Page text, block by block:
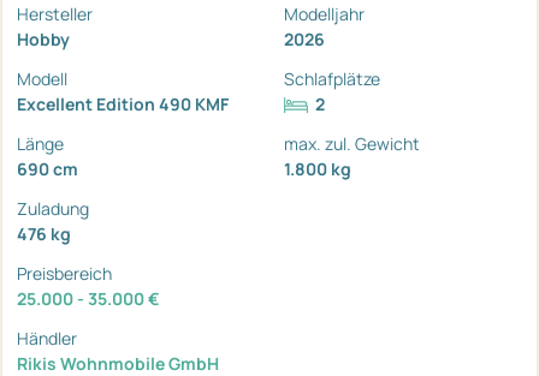
Hersteller
Hobby
Modelljahr
2026
Modell
Excellent Edition 490 KMF
Schlafplätze
2
Länge
690 cm
max. zul. Gewicht
1.800 kg
Zuladung
476 kg
Preisbereich
25.000 - 35.000 €
Händler
Rikis Wohnmobile GmbH